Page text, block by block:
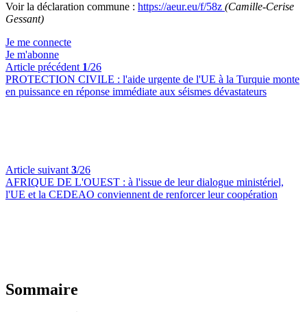
Voir la déclaration commune : https://aeur.eu/f/58z (Camille-Cerise
Gessant)
Je me connecte
Je m'abonne
Article précédent 1/26
PROTECTION CIVILE : l'aide urgente de l'UE à la Turquie monte
en puissance en réponse immédiate aux séismes dévastateurs
Article suivant 3/26
AFRIQUE DE L'OUEST : à l'issue de leur dialogue ministériel,
l'UE et la CEDEAO conviennent de renforcer leur coopération
Sommaire